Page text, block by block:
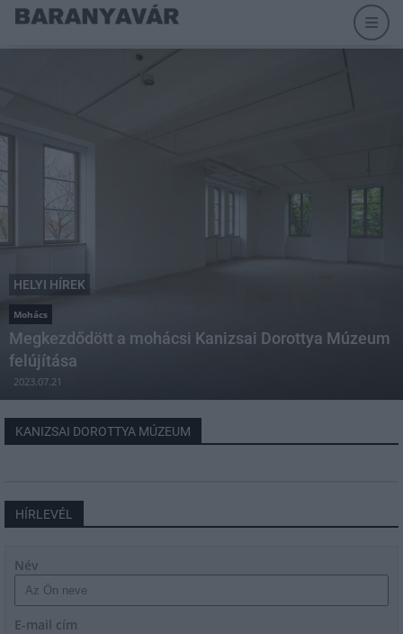
HELYI HÍREK
Mohács
Megkezdődött a mohácsi Kanizsai Dorottya Múzeum
felújítása
2023.07.21
KANIZSAI DOROTTYA MÚZEUM
HÍRLEVÉL
Név
E-mail cím